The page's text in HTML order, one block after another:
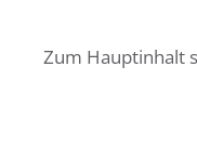
Zum Hauptinhalt